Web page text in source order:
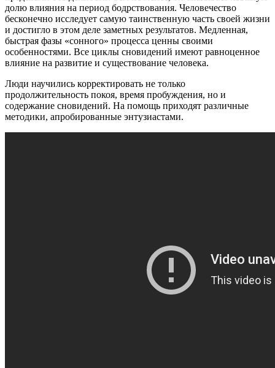
долю влияния на период бодрствования. Человечество
бесконечно исследует самую таинственную часть своей жизни
и достигло в этом деле заметных результатов. Медленная,
быстрая фазы «сонного» процесса ценны своими
особенностями. Все циклы сновидений имеют равноценное
влияние на развитие и существование человека.
Люди научились корректировать не только
продолжительность покоя, время пробуждения, но и
содержание сновидений. На помощь приходят различные
методики, апробированные энтузиастами.